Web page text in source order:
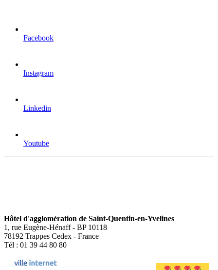
Facebook
Instagram
Linkedin
Youtube
Hôtel d'agglomération de Saint-Quentin-en-Yvelines
1, rue Eugène-Hénaff - BP 10118
78192 Trappes Cedex - France
Tél : 01 39 44 80 80